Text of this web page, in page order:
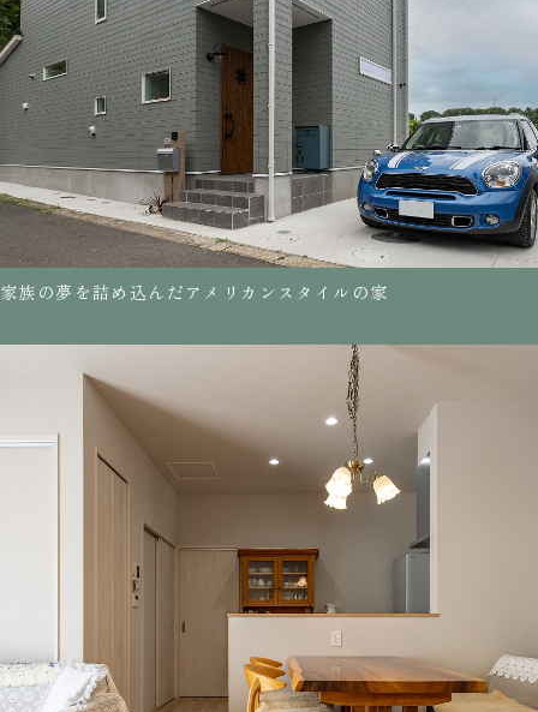
家族の夢を詰め込んだアメリカンスタイルの家